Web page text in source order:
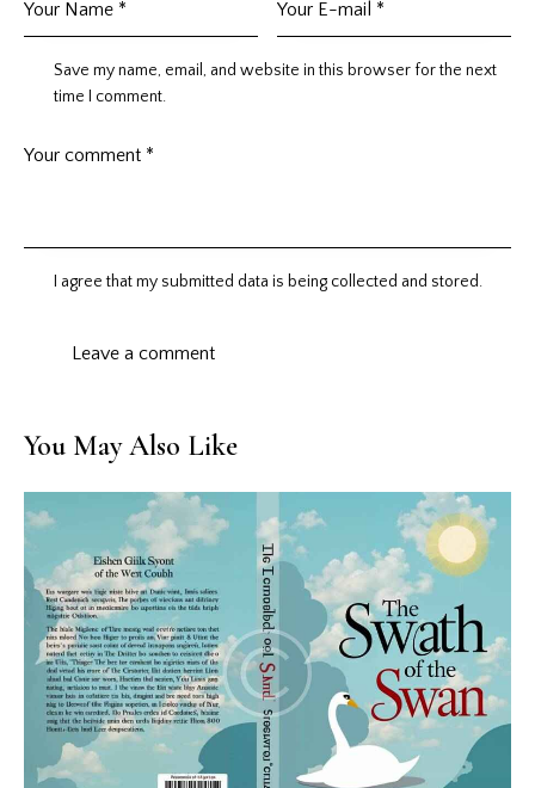
Save my name, email, and website in this browser for the next
time I comment.
I agree that my submitted data is being collected and stored.
You May Also Like